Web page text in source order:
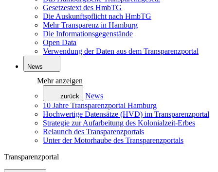
Gesetzestext des HmbTG
Die Auskunftspflicht nach HmbTG
Mehr Transparenz in Hamburg
Die Informationsgegenstände
Open Data
Verwendung der Daten aus dem Transparenzportal
News
Mehr anzeigen
zurück
News
10 Jahre Transparenzportal Hamburg
Hochwertige Datensätze (HVD) im Transparenzportal
Strategie zur Aufarbeitung des Kolonialzeit-Erbes
Relaunch des Transparenzportals
Unter der Motorhaube des Transparenzportals
Transparenzportal